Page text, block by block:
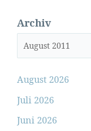
Archiv
August 2026
Juli 2026
Juni 2026